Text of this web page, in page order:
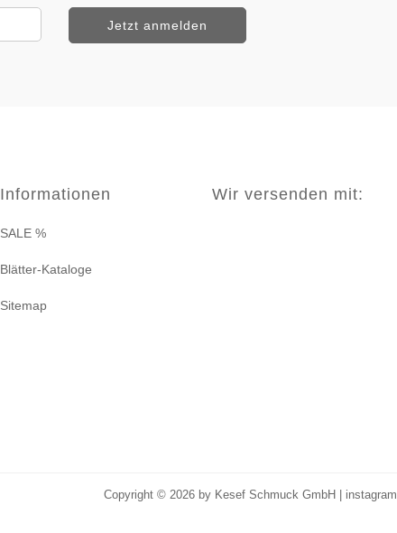
Informationen
SALE %
Blätter-Kataloge
Sitemap
Wir versenden mit:
Copyright © 2026 by Kesef Schmuck GmbH | instagram